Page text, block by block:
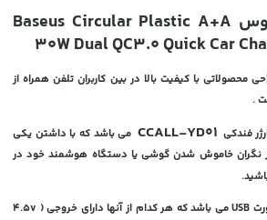
شارژر فندکی بیسوس Baseus Circular Plastic A+A
30W Dual QC3.0 Quick Car
محصولاتی با کیفیت بالا در بین کاربران تلفن همراه از
.
فندکی CCALL-YD01 می باشد که با داشتن یکی
نگران خاموش شدن گوشی یا دستگاه هوشمند خود در
این شارژر فندکی دارای دو پورت USB می باشد که هر کدام از آنها دارای خروجی ( 4.5v